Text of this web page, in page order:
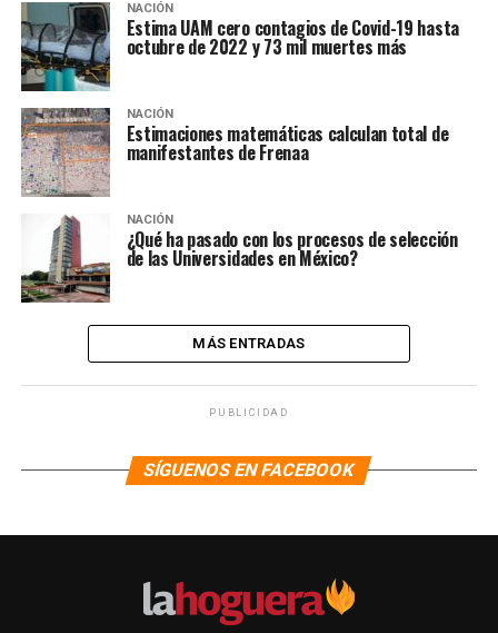
NACIÓN
Estima UAM cero contagios de Covid-19 hasta
octubre de 2022 y 73 mil muertes más
NACIÓN
Estimaciones matemáticas calculan total de
manifestantes de Frenaa
NACIÓN
¿Qué ha pasado con los procesos de selección
de las Universidades en México?
MÁS ENTRADAS
PUBLICIDAD
SÍGUENOS EN FACEBOOK